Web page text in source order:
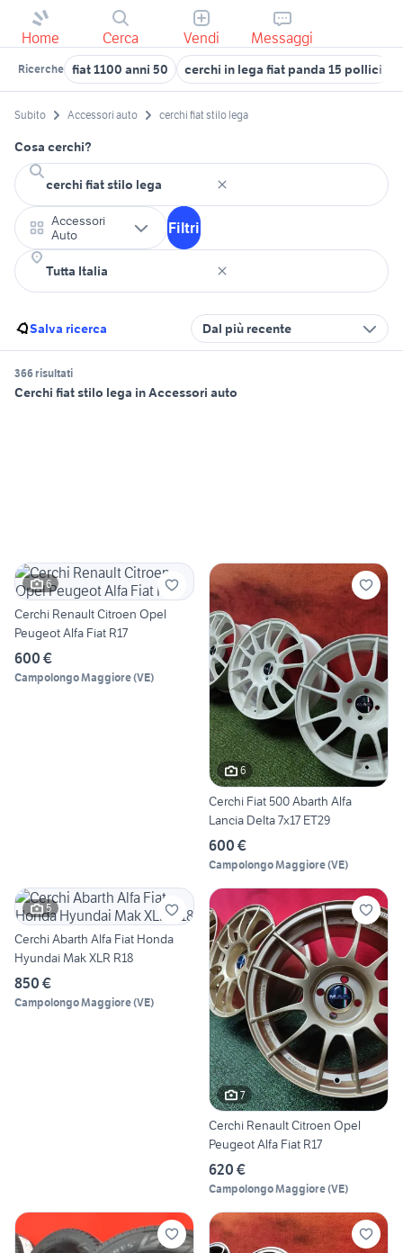
Home Cerca Vendi Messaggi
Ricerche fiat 1100 anni 50 cerchi in lega fiat panda 15 pollici
Subito Accessori auto cerchi fiat stilo lega
Cosa cerchi?
Accessori
Auto
Filtri
Salva ricerca Dal più recente
366 risultati
Cerchi fiat stilo lega in Accessori auto
6
Cerchi Renault Citroen Opel
Peugeot Alfa Fiat R17
600 €
Campolongo Maggiore(VE)
6
Cerchi Fiat 500 Abarth Alfa
Lancia Delta 7x17 ET29
600 €
Campolongo Maggiore(VE)
5
Cerchi Abarth Alfa Fiat Honda
Hyundai Mak XLR R18
850 €
Campolongo Maggiore(VE)
7
Cerchi Renault Citroen Opel
Peugeot Alfa Fiat R17
620 €
Campolongo Maggiore(VE)